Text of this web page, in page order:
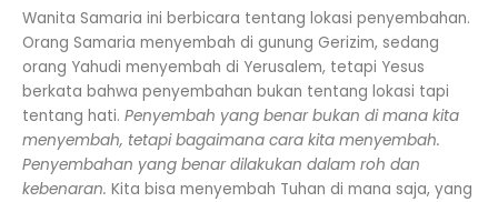
Wanita Samaria ini berbicara tentang lokasi penyembahan.
Orang Samaria menyembah di gunung Gerizim, sedang
orang Yahudi menyembah di Yerusalem, tetapi Yesus
berkata bahwa penyembahan bukan tentang lokasi tapi
tentang hati. Penyembah yang benar bukan di mana kita
menyembah, tetapi bagaimana cara kita menyembah.
Penyembahan yang benar dilakukan dalam roh dan
kebenaran. Kita bisa menyembah Tuhan di mana saja, yang